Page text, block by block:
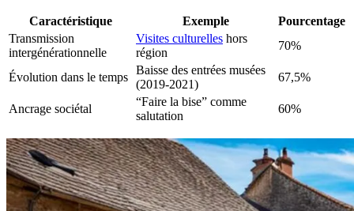
Caractéristique Exemple
Pourcentage
Transmission
intergénérationnelle
Visites culturelles hors
région
70%
Évolution dans le temps
Baisse des entrées musées
(2019-2021)
67,5%
Ancrage sociétal
“Faire la bise” comme
salutation
60%